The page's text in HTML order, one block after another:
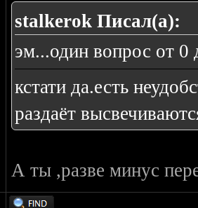
stalkerok Писал(а):
эм...один вопрос от 0
кстати да.есть
раздаёт
А ты ,разве минус